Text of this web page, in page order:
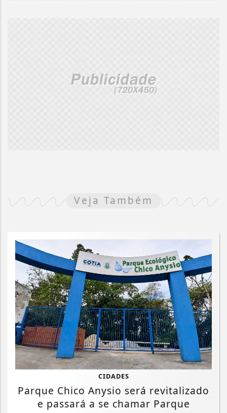
Veja Também
CIDADES
Parque Chico Anysio será revitalizado
e passará a se chamar Parque